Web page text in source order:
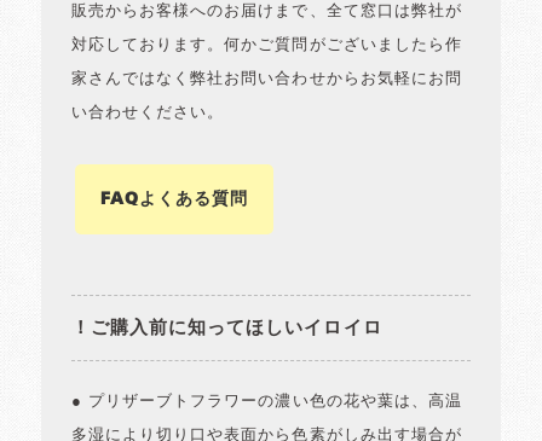
販売からお客様へのお届けまで、全て窓口は弊社が
対応しております。何かご質問がございましたら作
家さんではなく弊社お問い合わせからお気軽にお問
い合わせください。
FAQよくある質問
！ご購入前に知ってほしいイロイロ
● プリザーブトフラワーの濃い色の花や葉は、高温
多湿により切り口や表面から色素がしみ出す場合が